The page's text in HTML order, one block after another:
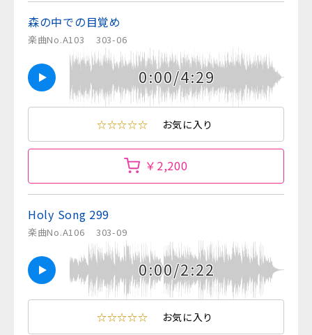
森の中での目覚め
楽曲No.A103 303-06
0:00/4:29
☆☆☆☆☆ お気に入り
￥2,200
Holy Song 299
楽曲No.A106 303-09
0:00/2:22
☆☆☆☆☆ お気に入り